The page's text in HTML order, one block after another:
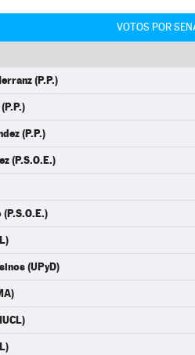
VOTOS POR
(P.P.)
(P.P.)
(P.S.O.E.)
(UPyD)